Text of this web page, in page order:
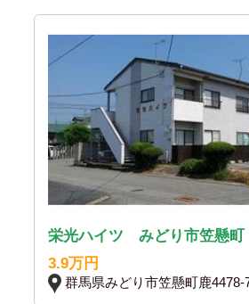
栄光ハイツ みどり市笠懸町
3.9万円
群馬県みどり市笠懸町鹿4478-